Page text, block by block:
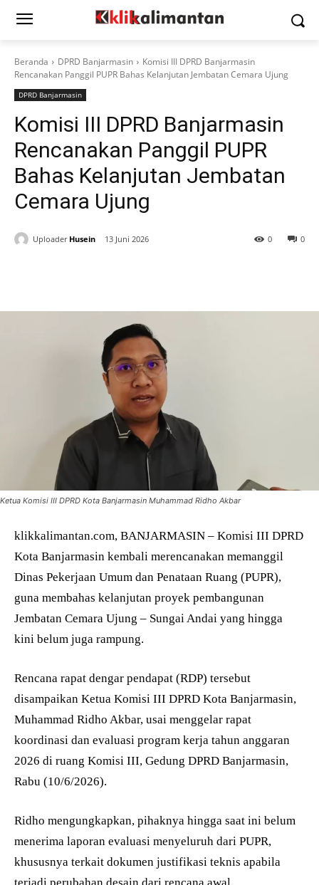
Beranda DPRD Banjarmasin
Komisi III DPRD Banjarmasin
Rencanakan Panggil PUPR Bahas Kelanjutan Jembatan Cemara Ujung
DPRD Banjarmasin
Komisi III DPRD Banjarmasin
Rencanakan Panggil PUPR
Bahas Kelanjutan Jembatan
Cemara Ujung
Uploader Husein 13 Juni 2026 0
0
Ketua Komisi III DPRD Kota Banjarmasin Muhammad Ridho Akbar
klikkalimantan.com, BANJARMASIN – Komisi III DPRD
Kota Banjarmasin kembali merencanakan memanggil
Dinas Pekerjaan Umum dan Penataan Ruang (PUPR),
guna membahas kelanjutan proyek pembangunan
Jembatan Cemara Ujung – Sungai Andai yang hingga
kini belum juga rampung.
Rencana rapat dengar pendapat (RDP) tersebut
disampaikan Ketua Komisi III DPRD Kota Banjarmasin,
Muhammad Ridho Akbar, usai menggelar rapat
koordinasi dan evaluasi program kerja tahun anggaran
2026 di ruang Komisi III, Gedung DPRD Banjarmasin,
Rabu (10/6/2026).
Ridho mengungkapkan, pihaknya hingga saat ini belum
menerima laporan evaluasi menyeluruh dari PUPR,
khususnya terkait dokumen justifikasi teknis apabila